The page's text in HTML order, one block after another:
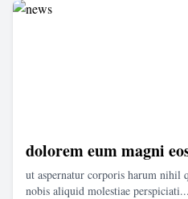
dolorem eum magni
ut aspernatur corporis harum nihil
nobis aliquid molestiae perspiciati...